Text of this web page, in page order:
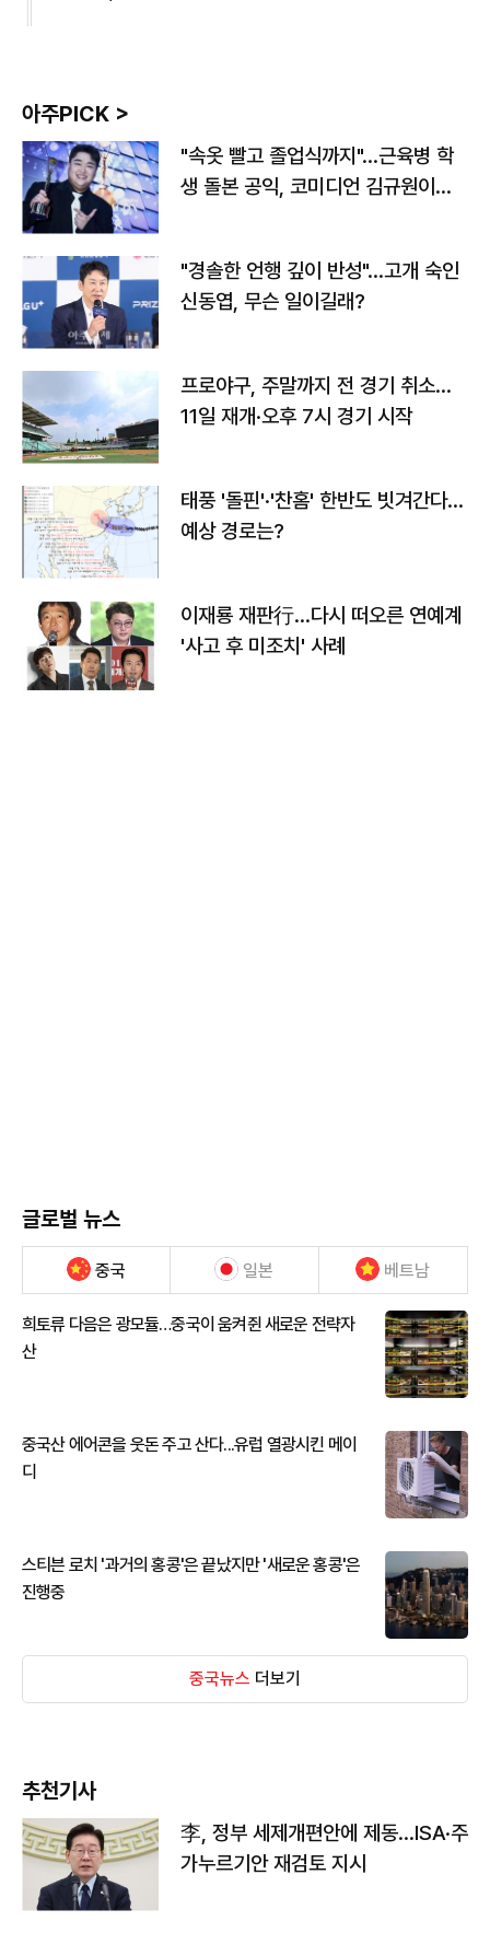
아주PICK >
"속옷 빨고 졸업식까지"…근육병 학
생 돌본 공익, 코미디언 김규원이었
"경솔한 언행 깊이 반성"…고개 숙인
신동엽, 무슨 일이길래?
프로야구, 주말까지 전 경기 취소…
11일 재개·오후 7시 경기 시작
태풍 '돌핀'·'찬홈' 한반도 빗겨간다…
예상 경로는?
이재룡 재판行…다시 떠오른 연예계
'사고 후 미조치' 사례
글로벌 뉴스
중국 일본 베트남
희토류 다음은 광모듈…중국이 움켜쥔 새로운 전략자
산
중국산 에어콘을 웃돈 주고 산다...유럽 열광시킨 메이
디
스티븐 로치 '과거의 홍콩'은 끝났지만 '새로운 홍콩'은
진행중
중국뉴스 더보기
추천기사
李, 정부 세제개편안에 제동…ISA·주
가누르기안 재검토 지시